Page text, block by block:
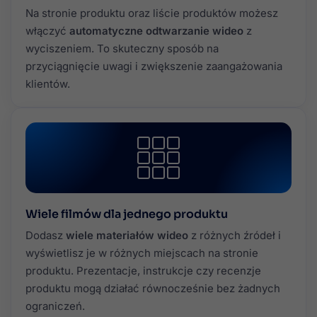
Na stronie produktu oraz liście produktów możesz
włączyć automatyczne odtwarzanie wideo z
wyciszeniem. To skuteczny sposób na
przyciągnięcie uwagi i zwiększenie zaangażowania
klientów.
Wiele filmów dla jednego produktu
Dodasz wiele materiałów wideo z różnych źródeł i
wyświetlisz je w różnych miejscach na stronie
produktu. Prezentacje, instrukcje czy recenzje
produktu mogą działać równocześnie bez żadnych
ograniczeń.